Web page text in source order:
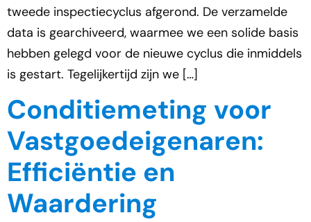
tweede inspectiecyclus afgerond. De verzamelde
data is gearchiveerd, waarmee we een solide basis
hebben gelegd voor de nieuwe cyclus die inmiddels
is gestart. Tegelijkertijd zijn we […]
Conditiemeting voor
Vastgoedeigenaren:
Efficiëntie en
Waardering